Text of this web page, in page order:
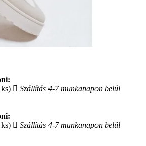
Szállítás 4-7 munkanapon belül
Szállítás 4-7 munkanapon belül